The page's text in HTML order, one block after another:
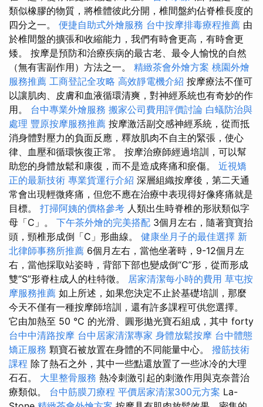
類似橡膠的物質，將椎體彼此分開，椎間盤約佔脊椎長度的
四分之一。 便捷自助式外燴服務 台中按摩排毒療程推薦 由
於椎間盤的擴張和收縮能力，我們有時會更高，有時會更
矮。 按摩是預防和治療疾病的最古老、最令人愉悅的自然
（無有害副作用）方法之一。 精緻茶會外燴方案 桃園外燴
服務推薦 工商登記全攻略 高效靜電機介紹 按摩療法不僅可
以讓肌肉、皮膚和血液循環清爽，對神經系統也有奇妙的作
用。 台中專業外燴服務 搬家公司費用評價討論 白蟻防治與
處理 豐原按摩服務推薦 按摩激活副交感神經系統，從而抵
消身體對壓力的負面反應，釋放肌肉不自主的緊張，使心
律、血壓和循環恢復正常。 按摩治療師經過培訓，可以幫
助您的身體放鬆和康復，而不是造成疼痛和瘀傷。 近視矯
正的最新技術 專業貨運行介紹 深層組織按摩後，第二天通
常會出現輕微疼痛，但您不應在治療中表現得好像疼痛就是
目標。 打掃阿姨的價格參考 人類出生時脊椎的形狀類似字
母「C」。 下午茶外燴的完美搭配 3個月左右，隨著寶寶抬
頭，頸椎形成倒「C」形曲線。 健康坐月子的最佳選擇 新
北律師事務所推薦 6個月左右，當他坐著時，9-12個月左
右，當他採取站姿時，背部下部也變成倒“C”形，從而形成
雙“S”形脊柱成人的柱特徵。 居家清潔每小時的費用 草屯按
摩服務推薦 如上所述，如果您決定不止於基礎培訓，那麼
今天不僅有一種按摩師培訓，還有許多課程可供您選擇。
它由加熱至 50 °C 的光滑、圓形拋光寶石組成，其中 forty
台中中清路按摩 台中居家清潔專家 身體放鬆按摩 台中體態
矯正服務 顆寶石被放置在身體的不同能量中心。 撥筋技術
課程 除了熱石之外，其中一些點還放置了一些冰冷的大理
石石。 大里整骨服務 熱冷刺激引起的刺激作用與克奈普治
療類似。 台中筋膜刀療程 平價居家清潔300元方案 La-